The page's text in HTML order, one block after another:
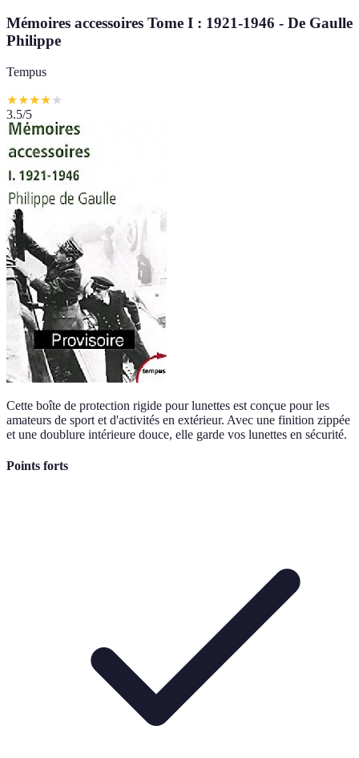
Mémoires accessoires Tome I : 1921-1946 - De Gaulle
Philippe
Tempus
★★★★★
3.5/5
Cette boîte de protection rigide pour lunettes est conçue pour les
amateurs de sport et d'activités en extérieur. Avec une finition zippée
et une doublure intérieure douce, elle garde vos lunettes en sécurité.
Points forts